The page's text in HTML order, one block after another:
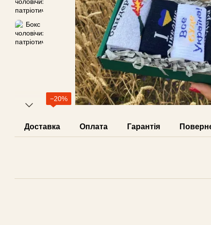
−20%
Доставка Оплата Гарантія